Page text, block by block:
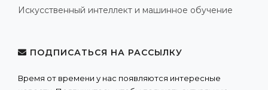
Искусственный интеллект и машинное обучение
ПОДПИСАТЬСЯ НА РАССЫЛКУ
Время от времени у нас появляются интересные